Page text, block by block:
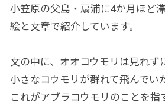
小笠原の父島・扇浦に4か月ほど
絵と文章で紹介しています。
文の中に、オオコウモリは見れず
小さなコウモリが群れて飛んでい
これがアブラコウモリのことを指